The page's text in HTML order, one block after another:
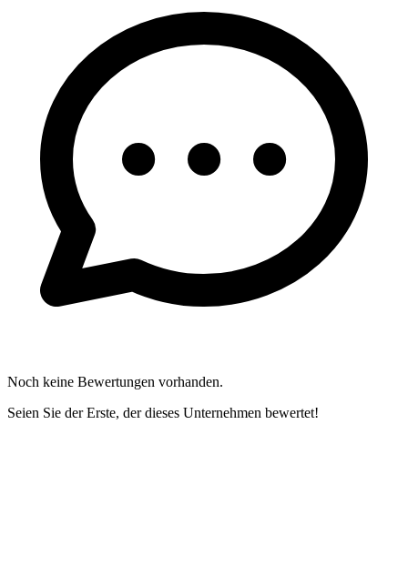
Noch keine Bewertungen vorhanden.
Seien Sie der Erste, der dieses Unternehmen bewertet!